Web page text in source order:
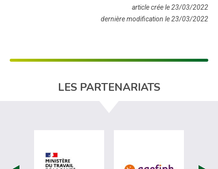
article crée le 23/03/2022
dernière modification le 23/03/2022
LES PARTENARIATS